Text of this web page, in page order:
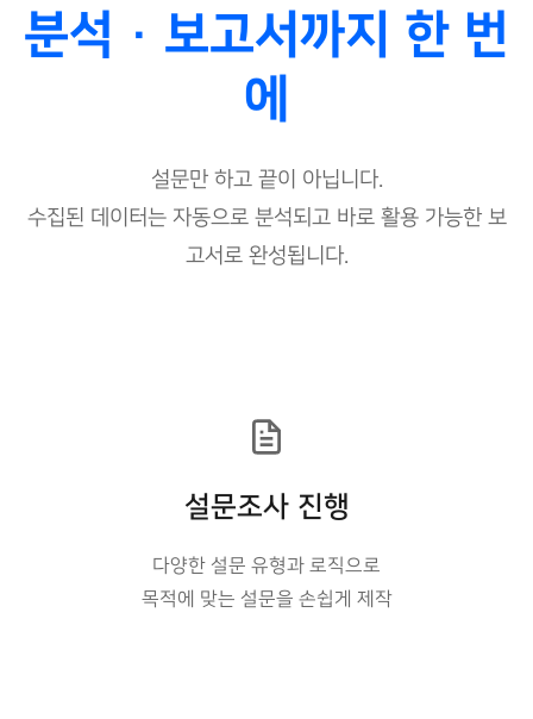
분석 · 보고서까지 한 번
에
설문만 하고 끝이 아닙니다.
수집된 데이터는 자동으로 분석되고 바로 활용 가능한 보
고서로 완성됩니다.
설문조사 진행
다양한 설문 유형과 로직으로
목적에 맞는 설문을 손쉽게 제작